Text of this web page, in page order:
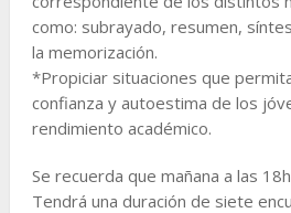
como: subrayado, resumen,
la memorización.
*Propiciar situaciones que
confianza y autoestima de los
rendimiento académico.
Se recuerda que mañana a las
Tendrá una duración de siete